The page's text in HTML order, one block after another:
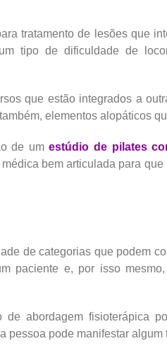
tratamento de lesões que
tipo de dificuldade de
que estão integrados a
elementos alopáticos
de umestúdio de pilates
bem articulada para
de categorias que podem
paciente e, por isso
de abordagem fisioterápica
pessoa pode manifestar algum